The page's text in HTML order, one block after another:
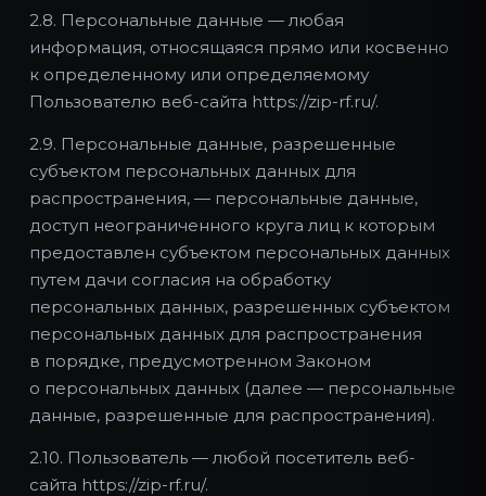
2.8. Персональные данные — любая
информация, относящаяся прямо или косвенно
к определенному или определяемому
Пользователю веб-сайта https://zip-rf.ru/.
2.9. Персональные данные, разрешенные
субъектом персональных данных для
распространения, — персональные данные,
доступ неограниченного круга лиц к которым
предоставлен субъектом персональных данных
путем дачи согласия на обработку
персональных данных, разрешенных субъектом
персональных данных для распространения
в порядке, предусмотренном Законом
о персональных данных (далее — персональные
данные, разрешенные для распространения).
2.10. Пользователь — любой посетитель веб-
сайта https://zip-rf.ru/.